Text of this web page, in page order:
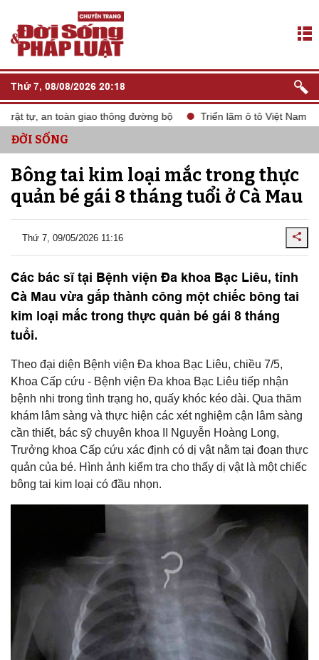
Thứ 7, 08/08/2026 20:18
tự, an toàn giao thông đường bộ Triển lãm ô tô Việt Nam
ĐỜI SỐNG
Bông tai kim loại mắc trong thực
quản bé gái 8 tháng tuổi ở Cà Mau
Thứ 7, 09/05/2026 11:16
Các bác sĩ tại Bệnh viện Đa khoa Bạc Liêu, tỉnh
Cà Mau vừa gắp thành công một chiếc bông tai
kim loại mắc trong thực quản bé gái 8 tháng
tuổi.
Theo đại diện Bệnh viện Đa khoa Bạc Liêu, chiều 7/5,
Khoa Cấp cứu - Bệnh viện Đa khoa Bạc Liêu tiếp nhận
bệnh nhi trong tình trạng ho, quấy khóc kéo dài. Qua thăm
khám lâm sàng và thực hiện các xét nghiệm cận lâm sàng
cần thiết, bác sỹ chuyên khoa II Nguyễn Hoàng Long,
Trưởng khoa Cấp cứu xác định có dị vật nằm tại đoạn thực
quản của bé. Hình ảnh kiểm tra cho thấy dị vật là một chiếc
bông tai kim loại có đầu nhọn.